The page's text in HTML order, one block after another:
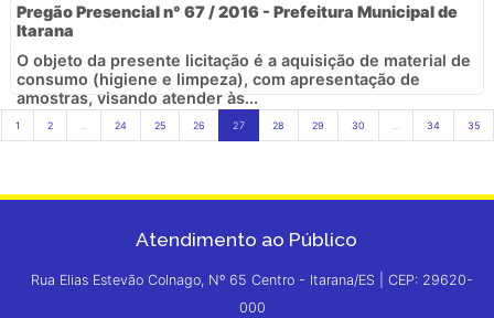
Pregão Presencial n° 67 / 2016 - Prefeitura Municipal de
Itarana
O objeto da presente licitação é a aquisição de material de
consumo (higiene e limpeza), com apresentação de
amostras, visando atender às...
1 2 24 25 26 27 28 29 30 34 35
Atendimento ao Público
Rua Elias Estevão Colnago, Nº 65 Centro - Itarana/ES | CEP: 29620-
000